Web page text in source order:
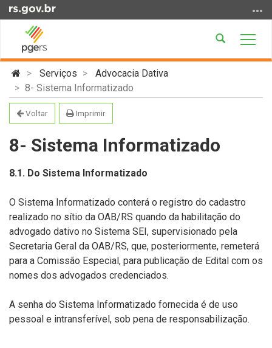
para
conteúdo
Ir
para
menu
para
busca
Abrir
Início
conteúdo
Serviços
Advocacia Dativa
8- Sistema Informatizado
Voltar Imprimir
8- Sistema Informatizado
8.1. Do Sistema Informatizado
O Sistema Informatizado conterá o registro do cadastro
realizado no sítio da OAB/RS quando da habilitação do
advogado dativo no Sistema SEI, supervisionado pela
Secretaria Geral da OAB/RS, que, posteriormente, remeterá
para a Comissão Especial, para publicação de Edital com os
nomes dos advogados credenciados.
A senha do Sistema Informatizado fornecida é de uso
pessoal e intransferível, sob pena de responsabilização.